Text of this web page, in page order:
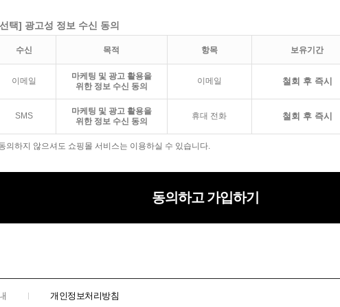
택] 광고성 정보 수신 동의
수신 목적 항목 보유기간
이메일
마케팅 및 광고 활용을
위한 정보 수신 동의
이메일 철회 후 즉시
SMS
마케팅 및 광고 활용을
위한 정보 수신 동의
휴대 전화 철회 후 즉시
의하지 않으셔도 쇼핑몰 서비스는 이용하실 수 있습니다.
동의하고 가입하기
개인정보처리방침